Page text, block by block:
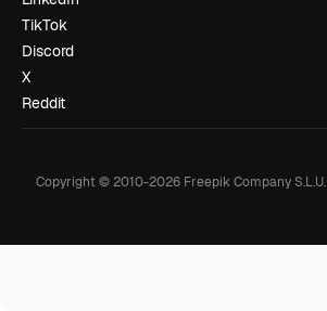
TikTok
Discord
X
Reddit
Copyright © 2010-2026Freepik Company S.L.U.